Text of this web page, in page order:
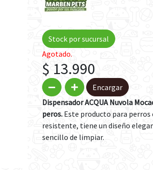
Stock por sucursal
Agotado.
$ 13.990
Encargar
Dispensador ACQUA Nuvola
peros. Este producto para
resistente, tiene un diseño
sencillo de limpiar.